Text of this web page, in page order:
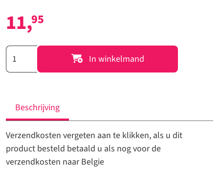
11,95
VERZENDKOSTEN
BELGIE
In winkelmand
Beschrijving
Verzendkosten vergeten aan te klikken, als u dit
product besteld betaald u als nog voor de
verzendkosten naar Belgie